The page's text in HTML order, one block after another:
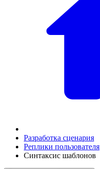
Разработка сценария
Реплики пользователя
Синтаксис шаблонов